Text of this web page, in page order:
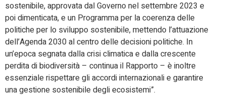
sostenibile, approvata dal Governo nel settembre 2023 e
poi dimenticata, e un Programma per la coerenza delle
politiche per lo sviluppo sostenibile, mettendo l’attuazione
dell’Agenda 2030 al centro delle decisioni politiche. In
un’epoca segnata dalla crisi climatica e dalla crescente
perdita di biodiversità – continua il Rapporto – è inoltre
essenziale rispettare gli accordi internazionali e garantire
una gestione sostenibile degli ecosistemi”.